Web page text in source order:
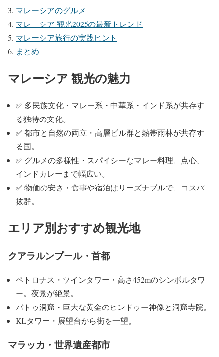
マレーシアのグルメ
マレーシア 観光2025の最新トレンド
マレーシア旅行の実践ヒント
まとめ
マレーシア 観光の魅力
✅ 多民族文化・マレー系・中華系・インド系が共存す
る独特の文化。
✅ 都市と自然の両立・高層ビル群と熱帯雨林が共存す
る国。
✅ グルメの多様性・スパイシーなマレー料理、点心、
インドカレーまで幅広い。
✅ 物価の安さ・食事や宿泊はリーズナブルで、コスパ
抜群。
エリア別おすすめ観光地
クアラルンプール・首都
ペトロナス・ツインタワー・高さ452mのシンボルタワ
ー。夜景が絶景。
バトゥ洞窟・巨大な黄金のヒンドゥー神像と洞窟寺院。
KLタワー・展望台から街を一望。
マラッカ・世界遺産都市